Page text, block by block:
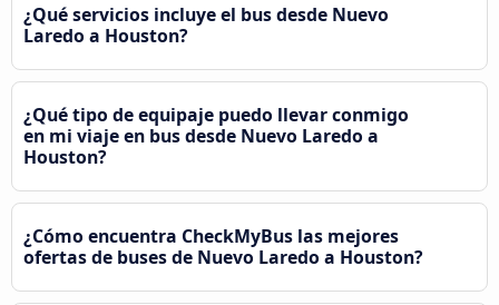
¿Qué servicios incluye el bus desde Nuevo
Laredo a Houston?
¿Qué tipo de equipaje puedo llevar conmigo
en mi viaje en bus desde Nuevo Laredo a
Houston?
¿Cómo encuentra CheckMyBus las mejores
ofertas de buses de Nuevo Laredo a Houston?